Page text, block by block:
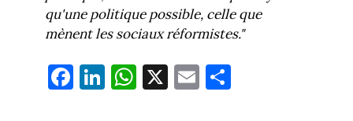
qu'une politique possible, celle que
mènent les sociaux réformistes."
Fa
ce
Li
nk
W
ha
X E
m
Pa
rt